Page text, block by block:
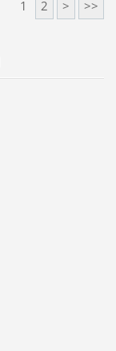
1 2 > >>